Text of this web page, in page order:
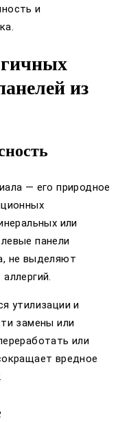
и
из
— его природное
или
панели
не выделяют
утилизации и
замены или
или
вредное